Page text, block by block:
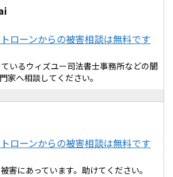
トローンからの被害相談は無料です
いるウィズユー司法書士事務所などの闇
家へ相談してください。
トローンからの被害相談は無料です
害にあっています。助けてください。